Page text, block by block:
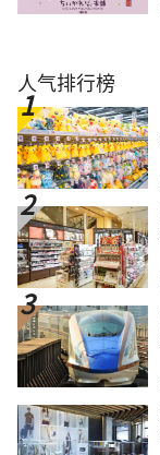
人气排行榜